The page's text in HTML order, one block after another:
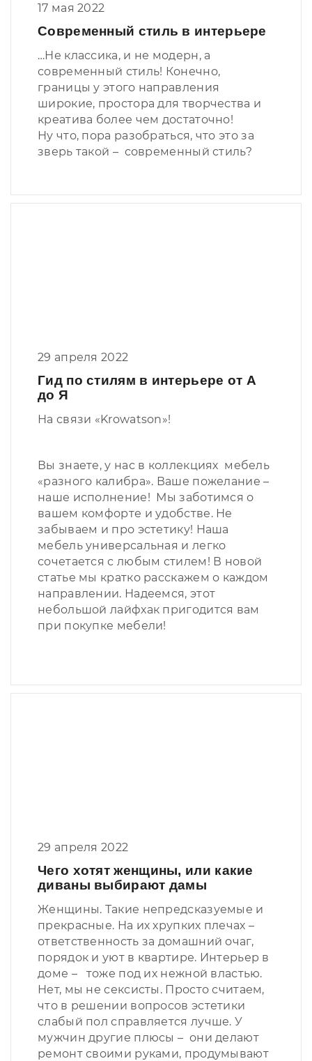
17 мая 2022
Современный стиль в интерьере
…Не классика, и не модерн, а
современный стиль! Конечно,
границы у этого направления
широкие, простора для творчества и
креатива более чем достаточно!
Ну что, пора разобраться, что это за
зверь такой – современный стиль?
29 апреля 2022
Гид по стилям в интерьере от А
до Я
На связи «Krowatson»!
Вы знаете, у нас в коллекциях мебель
«разного калибра». Ваше пожелание –
наше исполнение! Мы заботимся о
вашем комфорте и удобстве. Не
забываем и про эстетику! Наша
мебель универсальная и легко
сочетается с любым стилем! В новой
статье мы кратко расскажем о каждом
направлении. Надеемся, этот
небольшой лайфхак пригодится вам
при покупке мебели!
29 апреля 2022
Чего хотят женщины, или какие
диваны выбирают дамы
Женщины. Такие непредсказуемые и
прекрасные. На их хрупких плечах –
ответственность за домашний очаг,
порядок и уют в квартире. Интерьер в
доме – тоже под их нежной властью.
Нет, мы не сексисты. Просто считаем,
что в решении вопросов эстетики
слабый пол справляется лучше. У
мужчин другие плюсы – они делают
ремонт своими руками, продумывают